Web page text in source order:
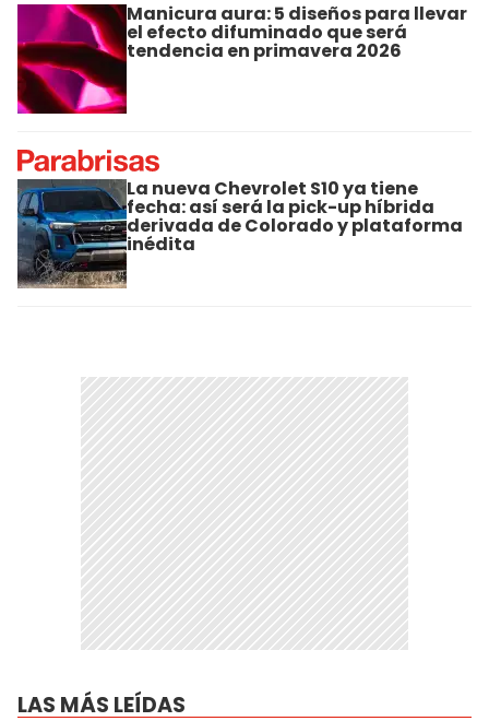
Manicura aura: 5 diseños para llevar
el efecto difuminado que será
tendencia en primavera 2026
La nueva Chevrolet S10 ya tiene
fecha: así será la pick-up híbrida
derivada de Colorado y plataforma
inédita
LAS MÁS LEÍDAS